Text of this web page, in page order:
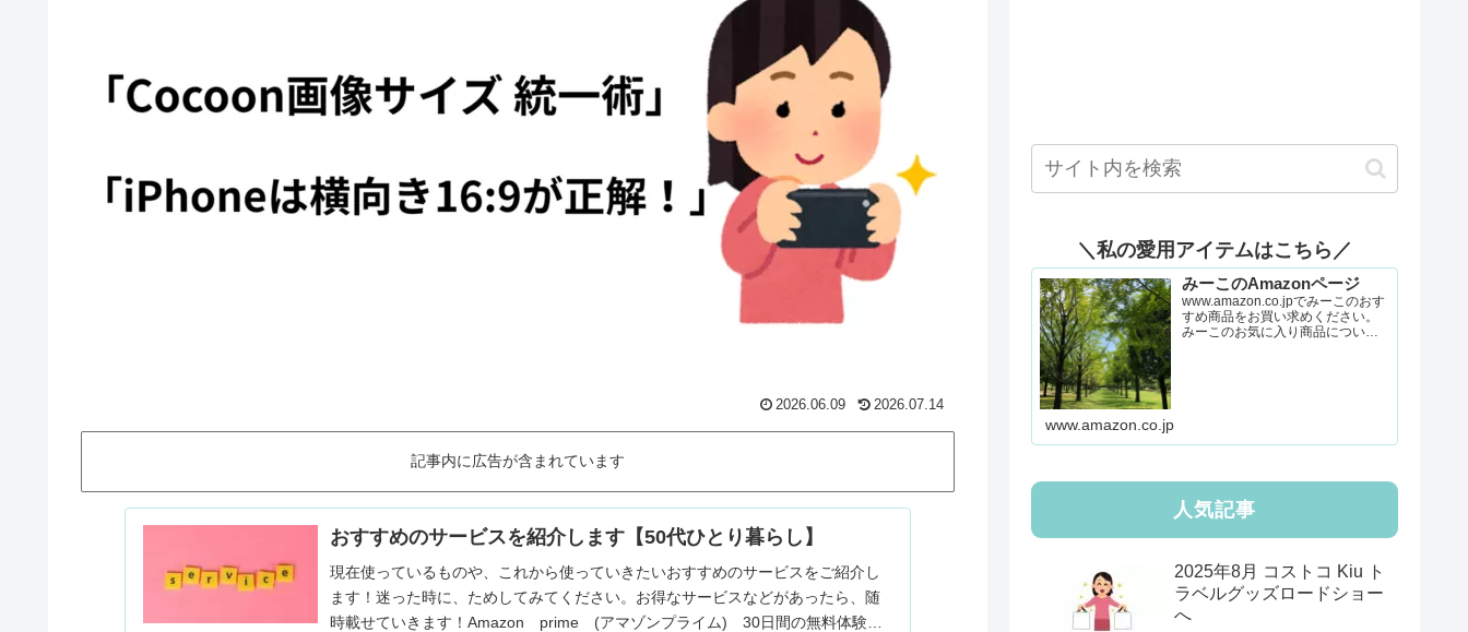
2026.06.09 2026.07.14
記事内に広告が含まれています
おすすめのサービスを紹介します【50代ひとり暮らし】
現在使っているものや、これから使っていきたいおすすめのサービスをご紹介し
ます！迷った時に、ためしてみてください。お得なサービスなどがあったら、随
時載せていきます！Amazon prime (アマゾンプライム) 30日間の無料体験が
＼私の愛用アイテムはこちら／
みーこのAmazonページ
www.amazon.co.jpでみーこのおす
すめ商品をお買い求めください。
みーこのお気に入り商品について
www.amazon.co.jp
人気記事
2025年8月 コストコ Kiu ト
ラベルグッズロードショー
へ